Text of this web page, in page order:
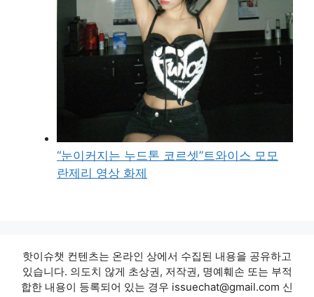
“눈이커지는 누드톤 코르셋”트와이스 모모
란제리 영상 화제
핫이슈챗 컨텐츠는 온라인 상에서 수집된 내용을 공유하고
있습니다. 의도치 않게 초상권, 저작권, 명예훼손 또는 부적
합한 내용이 등록되어 있는 경우 issuechat@gmail.com 신